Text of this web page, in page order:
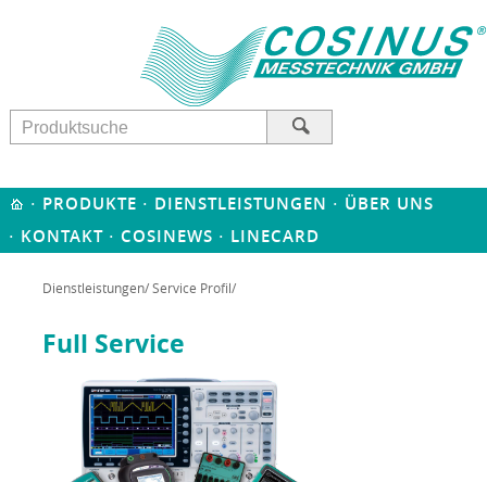
· PRODUKTE · DIENSTLEISTUNGEN · ÜBER UNS
· KONTAKT · COSINEWS · LINECARD
Dienstleistungen/Service Profil/
Full Service